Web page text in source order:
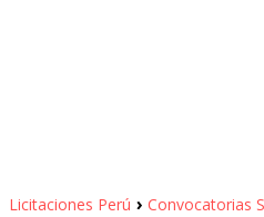
Licitaciones Perú › Convocatorias